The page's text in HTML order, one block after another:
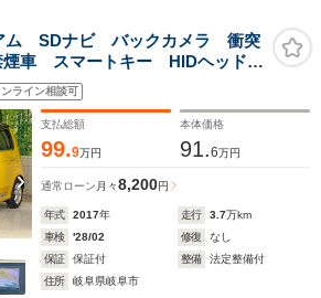
ム SDナビ バックカメラ 衝突
煙車 スマートキー HIDヘッド
インチアルミ オートライト
CD DVD再生 フルセグ
ンライン相談可
支払総額
99.9万円
本体価格
91.6万円
通常ローン 月々8,200円
年式 2017年 走行 3.7万km
車検
'28/02 修復
なし
保証
保証付 整備
法定整備付
住所
岐阜県岐阜市